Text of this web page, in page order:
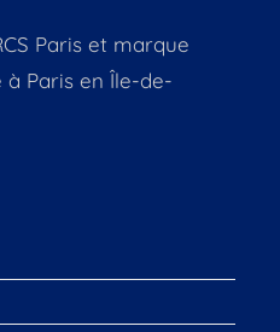
Paris et marque
à Paris en Île-de-